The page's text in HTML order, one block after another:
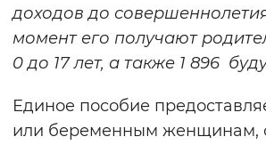
Синий
Включены
доходов до
момент его получают
0 до 17 лет, а также 1 896
Единое пособие
или беременным женщинам,